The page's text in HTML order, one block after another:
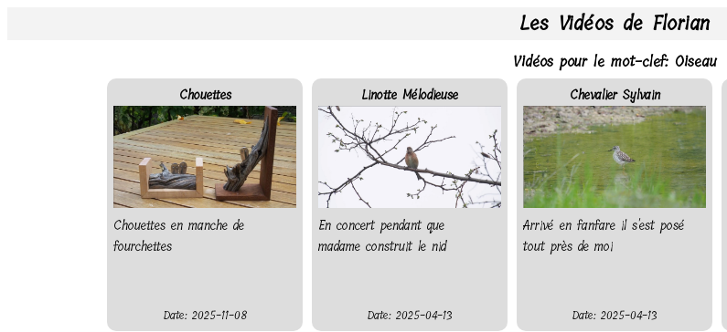
Les Vidéos de Florian
Vidéos pour le mot-clef: Oiseau
Chouettes
Chouettes en manche de
fourchettes
Date: 2025-11-08
Linotte Mélodieuse
En concert pendant que
madame construit le nid
Date: 2025-04-13
Chevalier Sylvain
Arrivé en fanfare il s'est posé
tout près de moi
Date: 2025-04-13